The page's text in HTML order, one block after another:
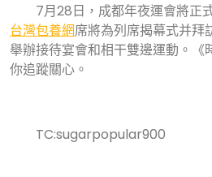
7月28日，成都年夜運會將正
台灣包養網席將為列席揭幕式并拜
舉辦接待宴會和相干雙邊運動。《
你追蹤關心。
TC:sugarpopular900